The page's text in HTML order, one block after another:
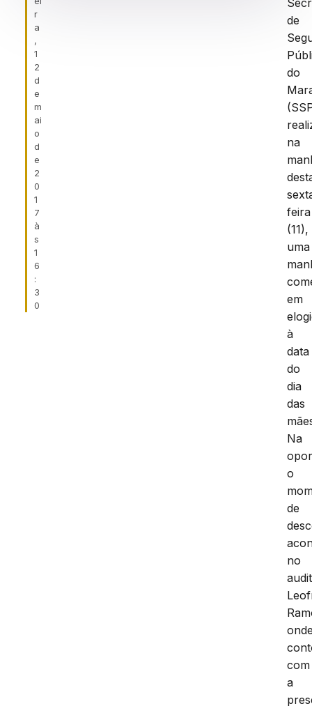
r
a
,
1
2
d
e
m
ai
o
d
e
2
0
1
7
à
s
1
6
:
3
0
de
do
na
feira
(11),
uma
em
à
data
do
dia
das
Na
o
de
no
com
a